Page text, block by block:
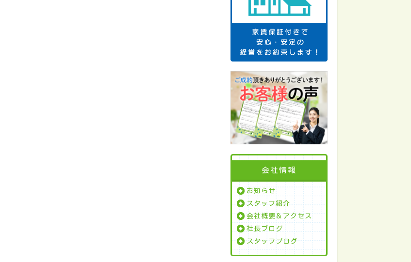
会社情報
お知らせ
スタッフ紹介
会社概要＆アクセス
社長ブログ
スタッフブログ